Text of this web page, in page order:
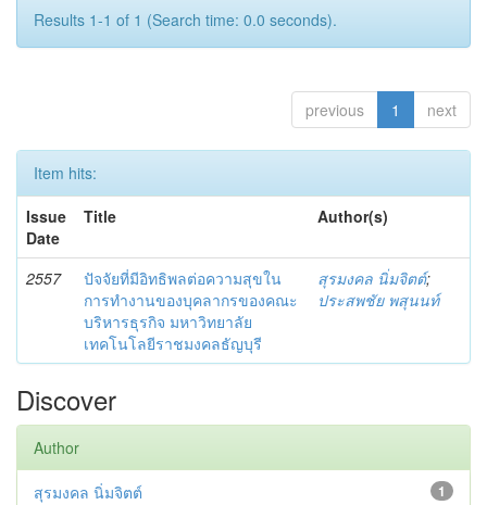
Results 1-1 of 1 (Search time: 0.0 seconds).
previous 1 next
Item hits:
Issue
Date
Title Author(s)
2557
ปัจจัยที่มีอิทธิพลต่อความสุขใน
การทำงานของบุคลากรของคณะ
บริหารธุรกิจ มหาวิทยาลัย
เทคโนโลยีราชมงคลธัญบุรี
สุรมงคล นิ่มจิตต์;
ประสพชัย พสุนนท์
Discover
Author
1
สุรมงคล นิ่มจิตต์